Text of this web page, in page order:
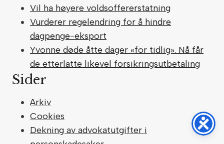
Vil ha høyere voldsoffererstatning
Vurderer regelendring for å hindre
dagpenge-eksport
Yvonne døde åtte dager «for tidlig». Nå får
de etterlatte likevel forsikringsutbetaling
Sider
Arkiv
Cookies
Dekning av advokatutgifter i